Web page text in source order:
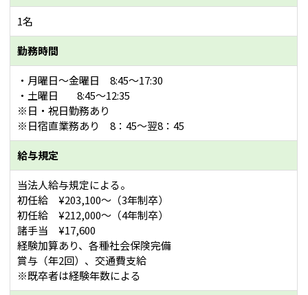
1名
勤務時間
・月曜日～金曜日 8:45～17:30
・土曜日 8:45～12:35
※日・祝日勤務あり
※日宿直業務あり 8：45～翌8：45
給与規定
当法人給与規定による。
初任給 ¥203,100～（3年制卒）
初任給 ¥212,000～（4年制卒）
諸手当 ¥17,600
経験加算あり、各種社会保険完備
賞与（年2回）、交通費支給
※既卒者は経験年数による